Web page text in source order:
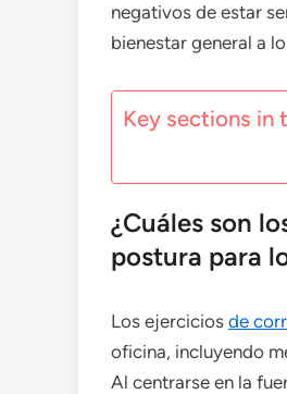
negativos de estar
bienestar general a
Key sections in
¿Cuáles son
postura para
Los ejercicios de
oficina, incluyendo
Al centrarse en la